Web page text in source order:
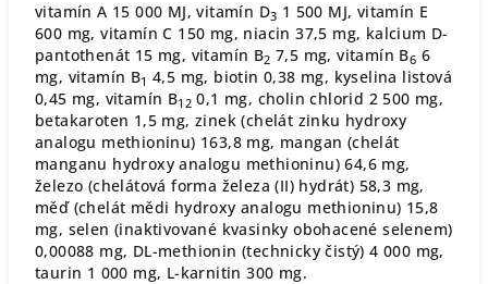
vitamín A 15 000 MJ, vitamín D3 1 500 MJ, vitamín E
600 mg, vitamín C 150 mg, niacin 37,5 mg, kalcium D-
pantothenát 15 mg, vitamín B2 7,5 mg, vitamín B6 6
mg, vitamín B1 4,5 mg, biotin 0,38 mg, kyselina listová
0,45 mg, vitamín B12 0,1 mg, cholin chlorid 2 500 mg,
betakaroten 1,5 mg, zinek (chelát zinku hydroxy
analogu methioninu) 163,8 mg, mangan (chelát
manganu hydroxy analogu methioninu) 64,6 mg,
železo (chelátová forma železa (II) hydrát) 58,3 mg,
měď (chelát mědi hydroxy analogu methioninu) 15,8
mg, selen (inaktivované kvasinky obohacené selenem)
0,00088 mg, DL-methionin (technicky čistý) 4 000 mg,
taurin 1 000 mg, L-karnitin 300 mg.